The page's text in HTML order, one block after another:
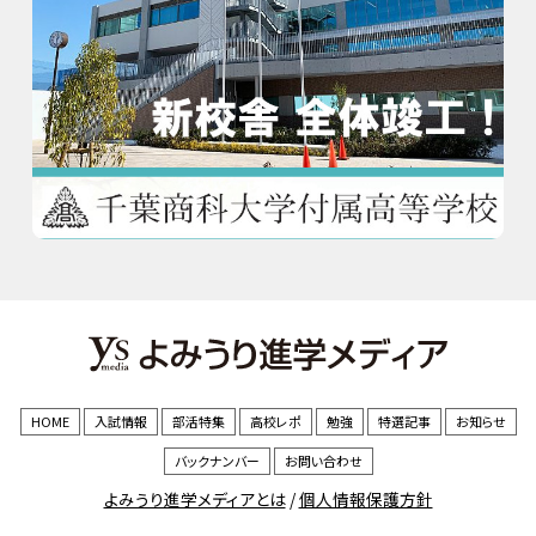
HOME 入試情報 部活特集 高校レポ 勉強 特選記事 お知らせ
バックナンバー お問い合わせ
よみうり進学メディアとは/個人情報保護方針